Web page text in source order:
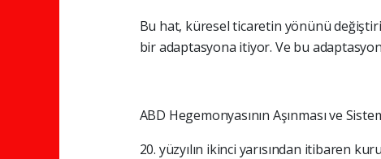
Bu hat, küresel ticaretin yönünü
bir adaptasyona itiyor. Ve bu
ABD Hegemonyasının Aşınması ve
20. yüzyılın ikinci yarısından itibaren